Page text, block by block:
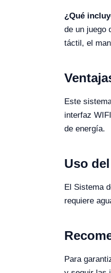
¿Qué
de un juego
táctil, el
Este
interfaz
de energía.
Uso
El Sistema
requiere
Para